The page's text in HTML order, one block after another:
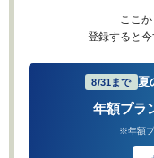
ここ
登録すると今
8/31まで 夏
年額プラ
※年額